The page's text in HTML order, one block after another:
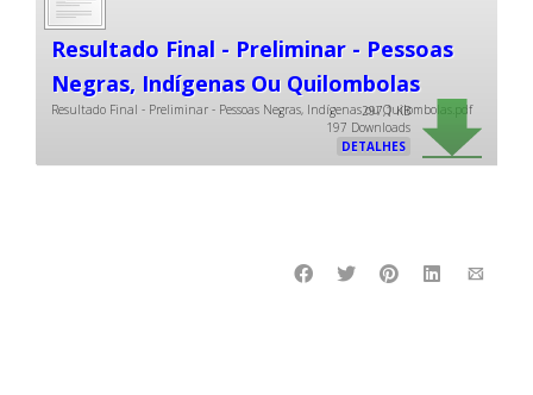
Resultado Final - Preliminar - Pessoas
Negras, Indígenas Ou Quilombolas
Resultado Final - Preliminar - Pessoas Negras, Indígenas ou Quilombolas.pdf
297,1 KB
197 Downloads
DETALHES